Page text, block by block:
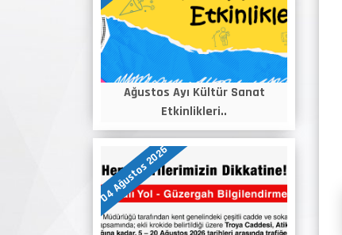
Ağustos Ayı Kültür Sanat
Etkinlikleri..
04 Ağustos 2026